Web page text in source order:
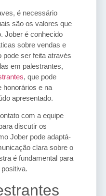
é necessário
são os valores que
Jober é conhecido
sobre vendas e
pode ser feita através
em palestrantes,
, que pode
honorários e na
apresentado.
com a equipe
discutir os
Jober pode adaptá-
clara sobre o
é fundamental para